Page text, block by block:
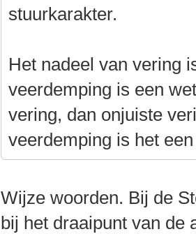
stuurkarakter.
Het nadeel van vering
veerdemping is een
vering, dan onjuiste
veerdemping is het
Wijze woorden. Bij de
bij het draaipunt van de